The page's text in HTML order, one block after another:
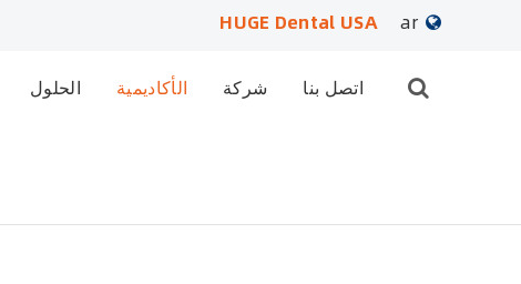
HUGE Dental USA
ar
الحلول الأكاديمية شركة اتصل بنا